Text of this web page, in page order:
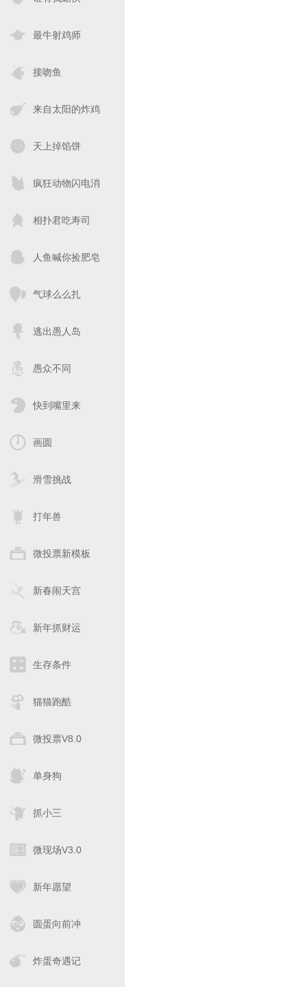
最牛射鸡师
接吻鱼
来自太阳的炸鸡
天上掉馅饼
疯狂动物闪电消
相扑君吃寿司
人鱼喊你捡肥皂
气球么么扎
逃出愚人岛
愚众不同
快到嘴里来
画圆
滑雪挑战
打年兽
微投票新模板
新春闹天宫
新年抓财运
生存条件
猫猫跑酷
微投票V8.0
单身狗
抓小三
微现场V3.0
新年愿望
圆蛋向前冲
炸蛋奇遇记